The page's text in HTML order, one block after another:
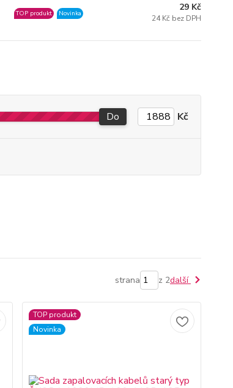
TOP produkt Novinka
29 Kč
24 Kč bez DPH
Do Kč
strana z 2další
TOP produkt
Novinka